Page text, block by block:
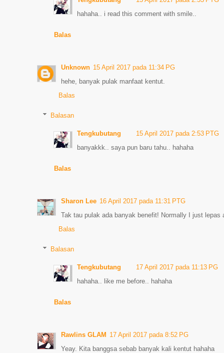
hahaha.. i read this comment with smile..
Balas
Unknown 15 April 2017 pada 11:34 PG
hehe, banyak pulak manfaat kentut.
Balas
Balasan
Tengkubutang
15 April 2017 pada 2:53 PTG
banyakkk.. saya pun baru tahu.. hahaha
Balas
Sharon Lee 16 April 2017 pada 11:31 PTG
Tak tau pulak ada banyak benefit! Normally I just lepas
Balas
Balasan
Tengkubutang
17 April 2017 pada 11:13 PG
hahaha.. like me before.. hahaha
Balas
Rawlins GLAM 17 April 2017 pada 8:52 PG
Yeay. Kita banggsa sebab banyak kali kentut hahaha